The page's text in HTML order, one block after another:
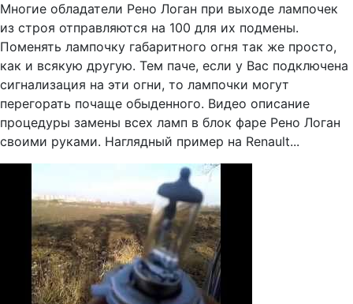
Многие обладатели Рено Логан при выходе лампочек
из строя отправляются на 100 для их подмены.
Поменять лампочку габаритного огня так же просто,
как и всякую другую. Тем паче, если у Вас подключена
сигнализация на эти огни, то лампочки могут
перегорать почаще обыденного. Видео описание
процедуры замены всех ламп в блок фаре Рено Логан
своими руками. Наглядный пример на Renault...